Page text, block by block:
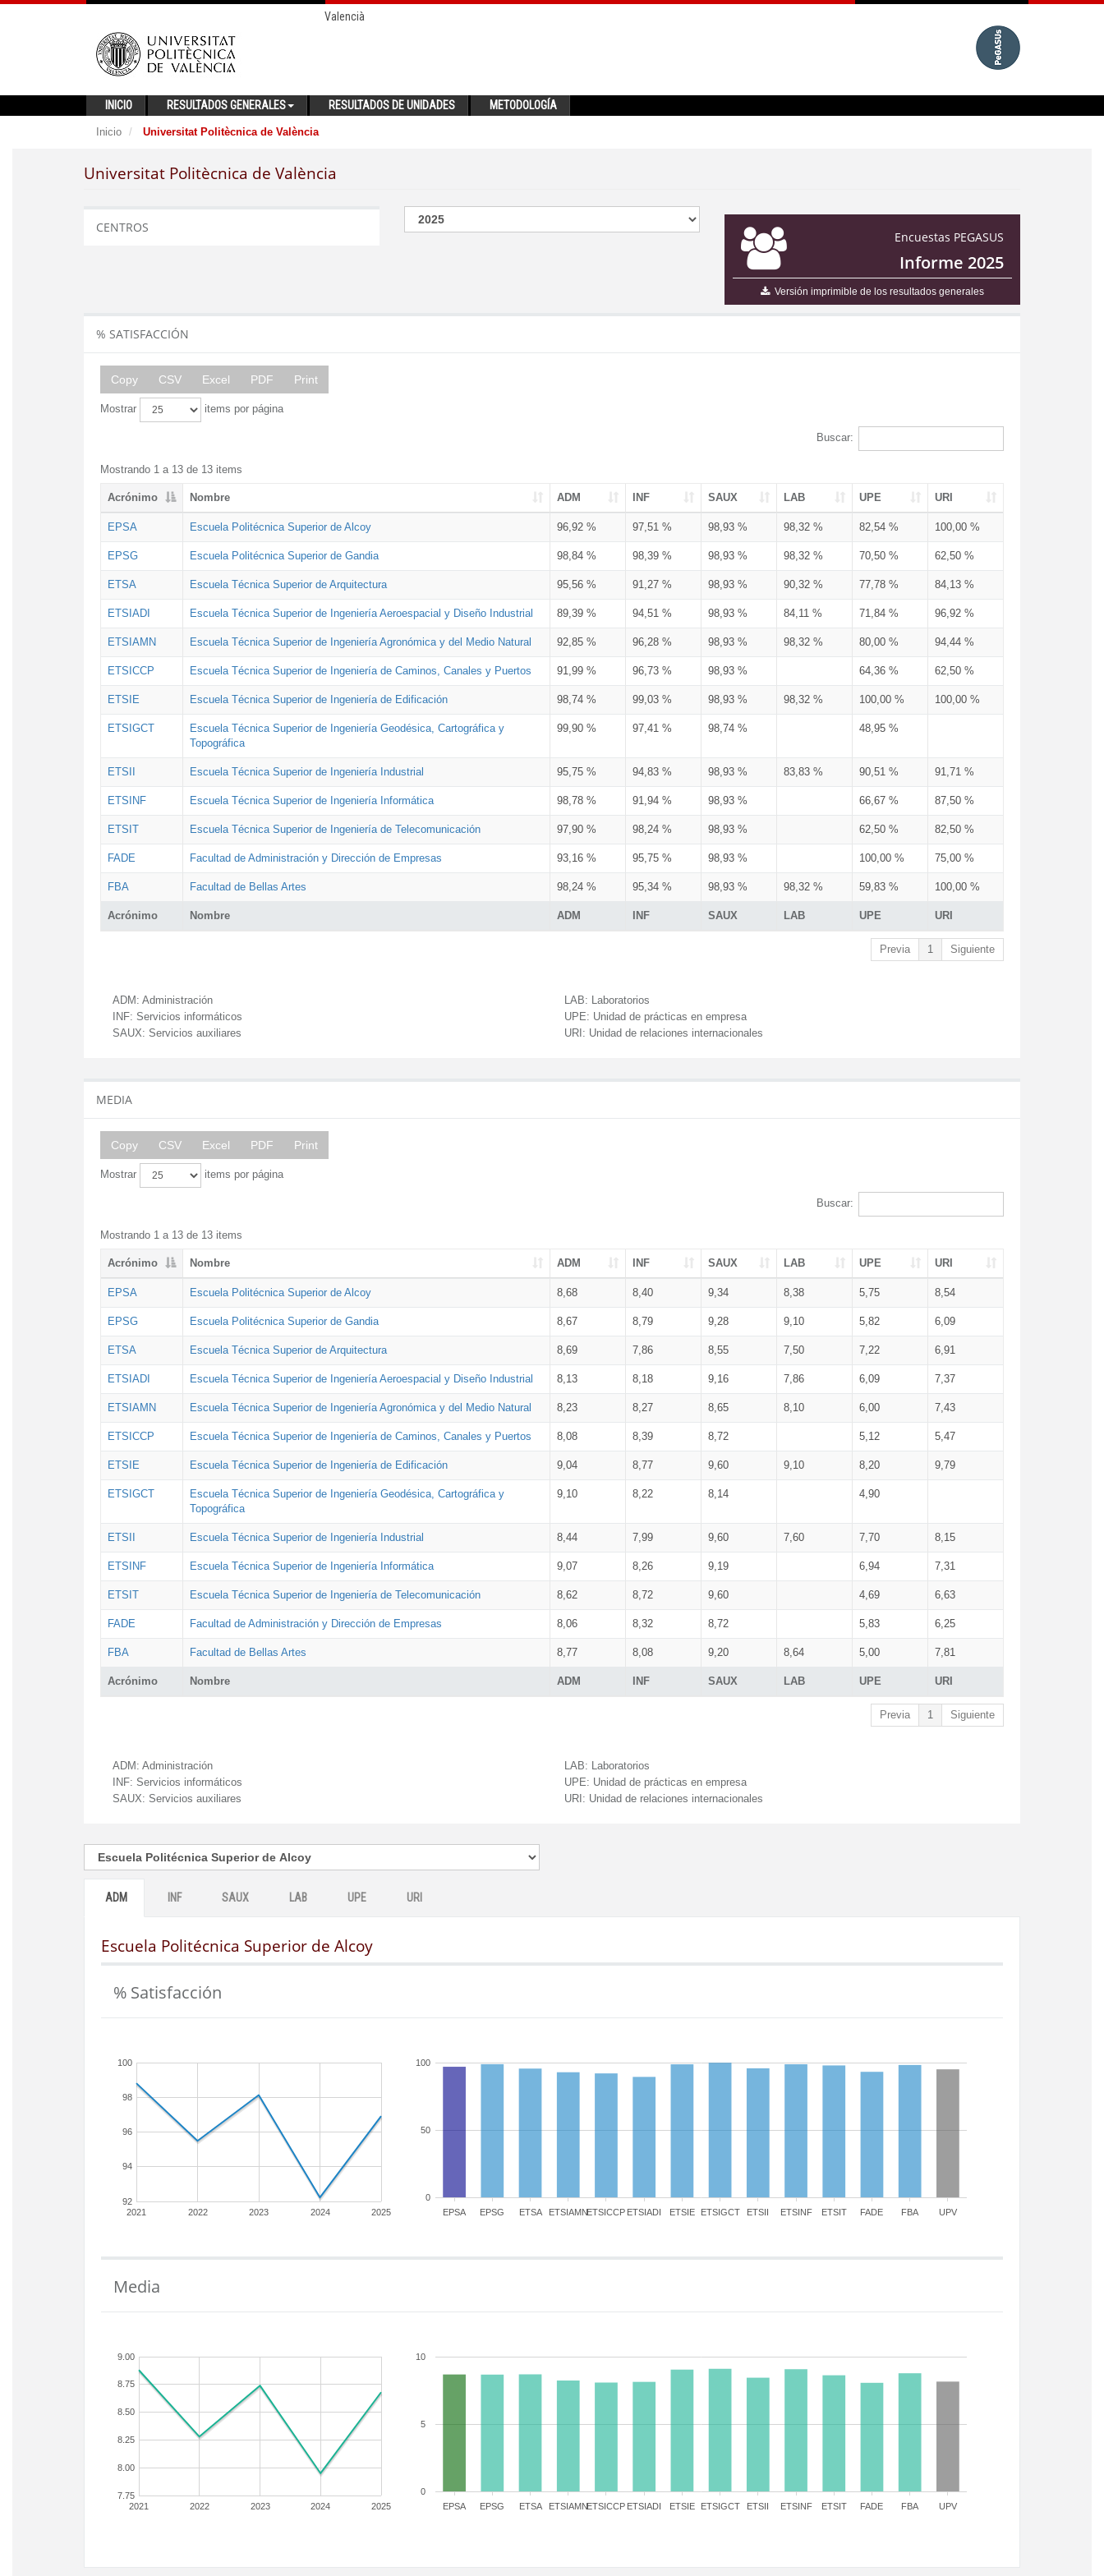
Valencià
INICIO RESULTADOS GENERALES RESULTADOS DE UNIDADES METODOLOGÍA
Inicio Universitat Politècnica de València
Universitat Politècnica de València
Encuestas PEGASUS
Informe 2025
Versión imprimible de los resultados generales
CENTROS
% SATISFACCIÓN
Copy CSV Excel PDF Print
Mostrar items por página
Buscar:
Mostrando 1 a 13 de 13 items
Acrónimo Nombre ADM INF SAUX LAB UPE URI
Acrónimo Nombre ADM INF SAUX LAB UPE URI
EPSA Escuela Politécnica Superior de Alcoy 96,92 % 97,51 % 98,93 % 98,32 % 82,54 % 100,00 %
EPSG Escuela Politécnica Superior de Gandia 98,84 % 98,39 % 98,93 % 98,32 % 70,50 % 62,50 %
ETSA Escuela Técnica Superior de Arquitectura 95,56 % 91,27 % 98,93 % 90,32 % 77,78 % 84,13 %
ETSIADI Escuela Técnica Superior de Ingeniería Aeroespacial y Diseño Industrial 89,39 % 94,51 % 98,93 % 84,11 % 71,84 % 96,92 %
ETSIAMN Escuela Técnica Superior de Ingeniería Agronómica y del Medio Natural 92,85 % 96,28 % 98,93 % 98,32 % 80,00 % 94,44 %
ETSICCP Escuela Técnica Superior de Ingeniería de Caminos, Canales y Puertos 91,99 % 96,73 % 98,93 % 64,36 % 62,50 %
ETSIE Escuela Técnica Superior de Ingeniería de Edificación 98,74 % 99,03 % 98,93 % 98,32 % 100,00 % 100,00 %
ETSIGCT
Escuela Técnica Superior de Ingeniería Geodésica, Cartográfica y
Topográfica
99,90 % 97,41 % 98,74 % 48,95 %
ETSII Escuela Técnica Superior de Ingeniería Industrial 95,75 % 94,83 % 98,93 % 83,83 % 90,51 % 91,71 %
ETSINF Escuela Técnica Superior de Ingeniería Informática 98,78 % 91,94 % 98,93 % 66,67 % 87,50 %
ETSIT Escuela Técnica Superior de Ingeniería de Telecomunicación 97,90 % 98,24 % 98,93 % 62,50 % 82,50 %
FADE Facultad de Administración y Dirección de Empresas 93,16 % 95,75 % 98,93 % 100,00 % 75,00 %
FBA Facultad de Bellas Artes 98,24 % 95,34 % 98,93 % 98,32 % 59,83 % 100,00 %
Previa 1 Siguiente
ADM: Administración
INF: Servicios informáticos
SAUX: Servicios auxiliares
LAB: Laboratorios
UPE: Unidad de prácticas en empresa
URI: Unidad de relaciones internacionales
MEDIA
Copy CSV Excel PDF Print
Mostrar items por página
Buscar:
Mostrando 1 a 13 de 13 items
Acrónimo Nombre ADM INF SAUX LAB UPE URI
Acrónimo Nombre ADM INF SAUX LAB UPE URI
EPSA Escuela Politécnica Superior de Alcoy 8,68 8,40 9,34 8,38 5,75 8,54
EPSG Escuela Politécnica Superior de Gandia 8,67 8,79 9,28 9,10 5,82 6,09
ETSA Escuela Técnica Superior de Arquitectura 8,69 7,86 8,55 7,50 7,22 6,91
ETSIADI Escuela Técnica Superior de Ingeniería Aeroespacial y Diseño Industrial 8,13 8,18 9,16 7,86 6,09 7,37
ETSIAMN Escuela Técnica Superior de Ingeniería Agronómica y del Medio Natural 8,23 8,27 8,65 8,10 6,00 7,43
ETSICCP Escuela Técnica Superior de Ingeniería de Caminos, Canales y Puertos 8,08 8,39 8,72 5,12 5,47
ETSIE Escuela Técnica Superior de Ingeniería de Edificación 9,04 8,77 9,60 9,10 8,20 9,79
ETSIGCT
Escuela Técnica Superior de Ingeniería Geodésica, Cartográfica y
Topográfica
9,10 8,22 8,14 4,90
ETSII Escuela Técnica Superior de Ingeniería Industrial 8,44 7,99 9,60 7,60 7,70 8,15
ETSINF Escuela Técnica Superior de Ingeniería Informática 9,07 8,26 9,19 6,94 7,31
ETSIT Escuela Técnica Superior de Ingeniería de Telecomunicación 8,62 8,72 9,60 4,69 6,63
FADE Facultad de Administración y Dirección de Empresas 8,06 8,32 8,72 5,83 6,25
FBA Facultad de Bellas Artes 8,77 8,08 9,20 8,64 5,00 7,81
Previa 1 Siguiente
ADM: Administración
INF: Servicios informáticos
SAUX: Servicios auxiliares
LAB: Laboratorios
UPE: Unidad de prácticas en empresa
URI: Unidad de relaciones internacionales
ADM INF SAUX LAB UPE URI
Escuela Politécnica Superior de Alcoy
% Satisfacción
2021 2022 2023 2024 2025
92
94
96
98
100
EPSA EPSG ETSA ETSIAMNETSICCP ETSIADI ETSIE ETSIGCT ETSII ETSINF ETSIT FADE FBA UPV
0
50
100
Media
2021 2022 2023 2024 2025
7.75
8.00
8.25
8.50
8.75
9.00
EPSA EPSG ETSA ETSIAMNETSICCP ETSIADI ETSIE ETSIGCT ETSII ETSINF ETSIT FADE FBA UPV
0
5
10